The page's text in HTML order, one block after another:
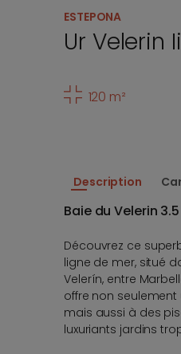
ESTEPONA
Ur Velerin
120 m²
Description
Baie du Velerin 3.5
Découvrez ce
ligne de mer, situé
Velerín, entre
offre non
mais aussi à des
luxuriants jardins